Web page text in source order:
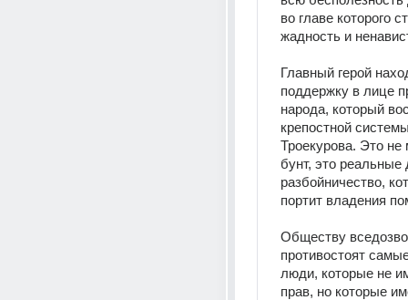
во главе которого
жадность и
Главный герой
поддержку в лице
народа, который
крепостной
Троекурова. Это
бунт, это реальные
разбойничество,
портит владения
Обществу
противостоят
люди, которые не
прав, но которые